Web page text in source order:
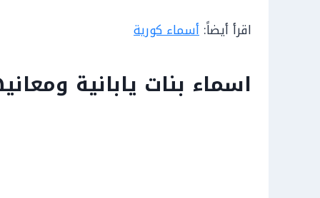
اقرأ أيضاً: أسماء كورية
اسماء بنات يابانية